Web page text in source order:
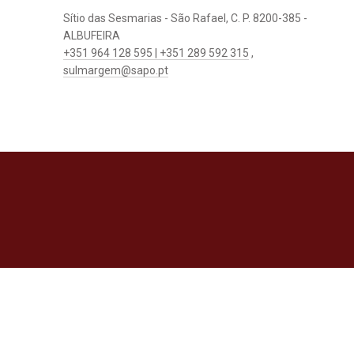
Sítio das Sesmarias - São Rafael, C. P. 8200-385 -
ALBUFEIRA
+351 964 128 595 | +351 289 592 315 ,
sulmargem@sapo.pt